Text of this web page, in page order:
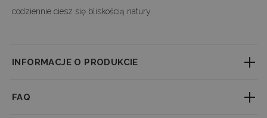
codziennie ciesz się bliskością natury.
INFORMACJE O PRODUKCIE
Nasze unikalne obrazy z mchu chrobotka to prawdziwe dzieła
FAQ